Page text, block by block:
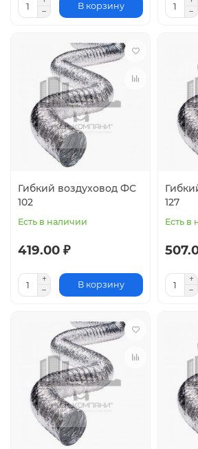
В корзину
Гибкий воздуховод ФС
102
Есть в наличии
419.00 ₽
В корзину
127
Есть в